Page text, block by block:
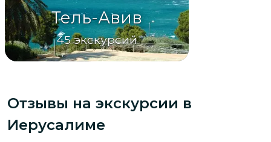
Тель-Авив
45 экскурсий
Отзывы на экскурсии в
Иерусалиме